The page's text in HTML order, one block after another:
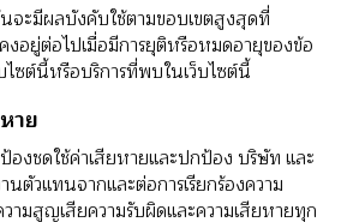
จะมีผลบังคับใช้ตามขอบเขตสูงสุดที่
อยู่ต่อไปเมื่อมีการยุติหรือหมดอายุของข้อ
ไซต์นี้หรือบริการที่พบในเว็บไซต์นี้
าย
งชดใช้ค่าเสียหายและปกป้อง บริษัท และ
ตัวแทนจากและต่อการเรียกร้องความ
ามสูญเสียความรับผิดและความเสียหายทุก